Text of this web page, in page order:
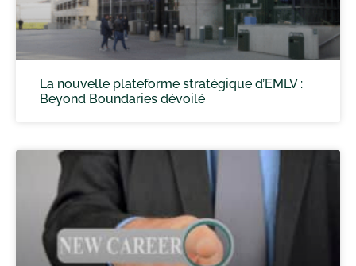
La nouvelle plateforme stratégique d’EMLV :
Beyond Boundaries dévoilé